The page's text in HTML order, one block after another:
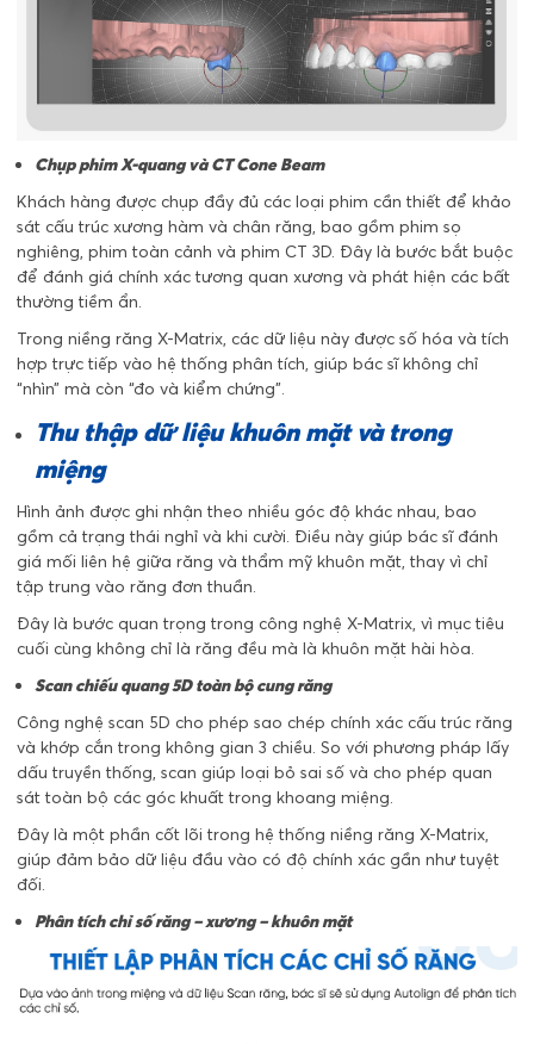
Chụp phim X-quang và CT Cone Beam
Khách hàng được chụp đầy đủ các loại phim cần thiết để khảo
sát cấu trúc xương hàm và chân răng, bao gồm phim sọ
nghiêng, phim toàn cảnh và phim CT 3D. Đây là bước bắt buộc
để đánh giá chính xác tương quan xương và phát hiện các bất
thường tiềm ẩn.
Trong niềng răng X-Matrix, các dữ liệu này được số hóa và tích
hợp trực tiếp vào hệ thống phân tích, giúp bác sĩ không chỉ
“nhìn” mà còn “đo và kiểm chứng”.
Thu thập dữ liệu khuôn mặt và trong
miệng
Hình ảnh được ghi nhận theo nhiều góc độ khác nhau, bao
gồm cả trạng thái nghỉ và khi cười. Điều này giúp bác sĩ đánh
giá mối liên hệ giữa răng và thẩm mỹ khuôn mặt, thay vì chỉ
tập trung vào răng đơn thuần.
Đây là bước quan trọng trong công nghệ X-Matrix, vì mục tiêu
cuối cùng không chỉ là răng đều mà là khuôn mặt hài hòa.
Scan chiếu quang 5D toàn bộ cung răng
Công nghệ scan 5D cho phép sao chép chính xác cấu trúc răng
và khớp cắn trong không gian 3 chiều. So với phương pháp lấy
dấu truyền thống, scan giúp loại bỏ sai số và cho phép quan
sát toàn bộ các góc khuất trong khoang miệng.
Đây là một phần cốt lõi trong hệ thống niềng răng X-Matrix,
giúp đảm bảo dữ liệu đầu vào có độ chính xác gần như tuyệt
đối.
Phân tích chỉ số răng – xương – khuôn mặt